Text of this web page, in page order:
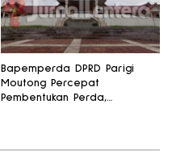
Bapemperda DPRD Parigi
Moutong Percepat
Pembentukan Perda,